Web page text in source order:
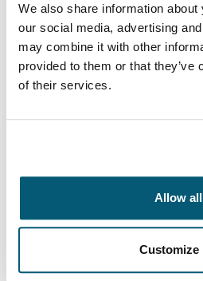
We also share information
our social media, advertising
may combine it with other
provided to them or that they’ve
of their services.
Allow all
Customize
Nuestros elegantes y
computadora portátil están
todo organizado. Ya sea que
desde casa, protegerás tus
Se abre en una